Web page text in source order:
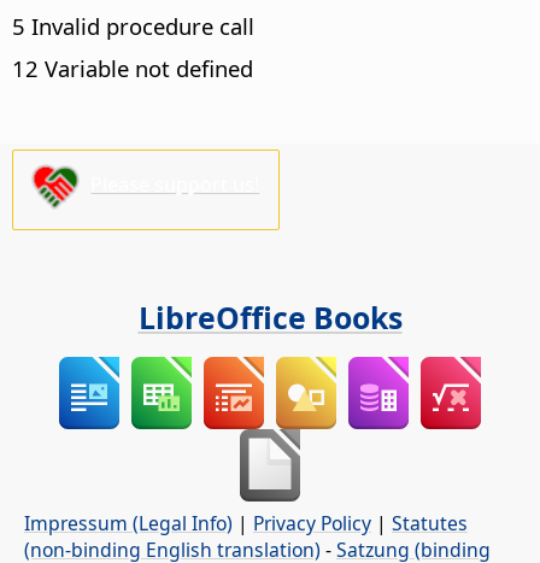
5 Invalid procedure call
12 Variable not defined
LibreOffice Books
Impressum (Legal Info) | Privacy Policy | Statutes
(non-binding English translation) -Satzung (binding